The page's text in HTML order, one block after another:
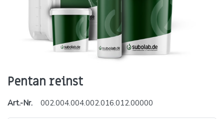
Pentan reinst
Art.-Nr. 002.004.004.002.016.012.00000